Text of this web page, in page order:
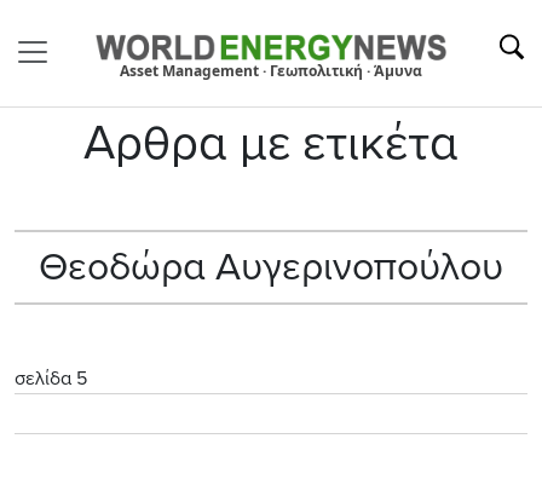
Asset Management · Γεωπολιτική · Άμυνα
Αρθρα με ετικέτα
Θεοδώρα Αυγερινοπούλου
σελίδα 5